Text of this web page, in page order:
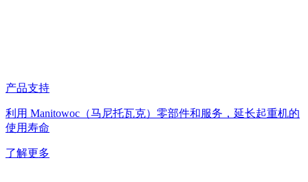
产品支持
利用 Manitowoc（马尼托瓦克）零部件和服务，延长起重机的
使用寿命
了解更多